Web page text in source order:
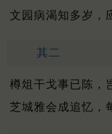
文园病渴知多岁，
其二
樽俎干戈事已陈，
芝城雅会成追忆，